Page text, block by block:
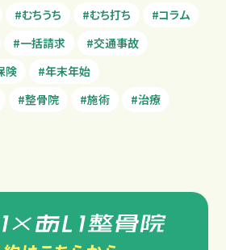
#むちうち #むち打ち
#コラム
#一括請求
#交通事故
険
#年末年始
#整骨院 #施術
#治療